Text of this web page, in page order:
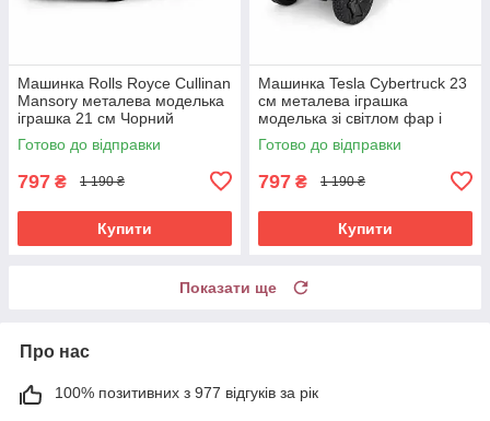
Машинка Rolls Royce Cullinan
Mansory металева моделька
іграшка 21 см Чорний
(61038)
Готово до відправки
797 ₴ 1 190 ₴
Купити
Машинка Tesla Cybertruck 23
см металева іграшка
моделька зі світлом фар і
звуком Чорний (61049)
Готово до відправки
797 ₴ 1 190 ₴
Купити
Показати ще
Про нас
100% позитивних з 977 відгуків за рік